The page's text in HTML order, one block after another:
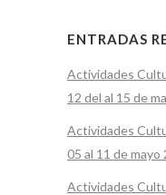
ENTRADAS
Actividades
12 del al 15 de
Actividades
05 al 11 de mayo
Actividades